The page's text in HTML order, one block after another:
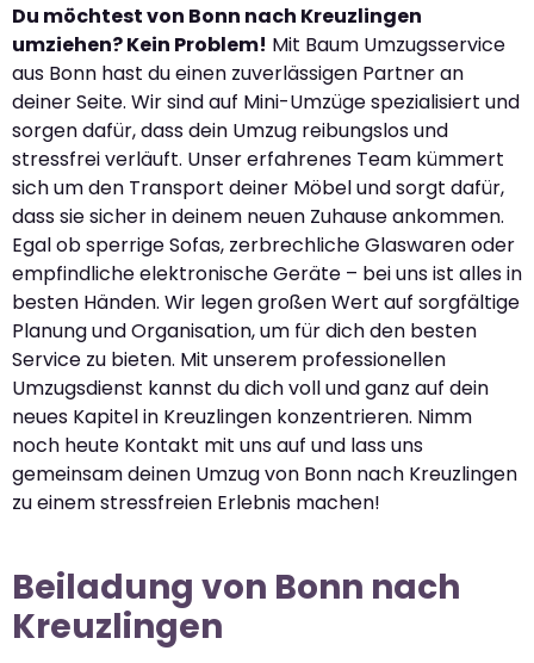
Du möchtest von Bonn nach Kreuzlingen
umziehen? Kein Problem! Mit Baum Umzugsservice
aus Bonn hast du einen zuverlässigen Partner an
deiner Seite. Wir sind auf Mini-Umzüge spezialisiert und
sorgen dafür, dass dein Umzug reibungslos und
stressfrei verläuft. Unser erfahrenes Team kümmert
sich um den Transport deiner Möbel und sorgt dafür,
dass sie sicher in deinem neuen Zuhause ankommen.
Egal ob sperrige Sofas, zerbrechliche Glaswaren oder
empfindliche elektronische Geräte – bei uns ist alles in
besten Händen. Wir legen großen Wert auf sorgfältige
Planung und Organisation, um für dich den besten
Service zu bieten. Mit unserem professionellen
Umzugsdienst kannst du dich voll und ganz auf dein
neues Kapitel in Kreuzlingen konzentrieren. Nimm
noch heute Kontakt mit uns auf und lass uns
gemeinsam deinen Umzug von Bonn nach Kreuzlingen
zu einem stressfreien Erlebnis machen!
Beiladung von Bonn nach
Kreuzlingen